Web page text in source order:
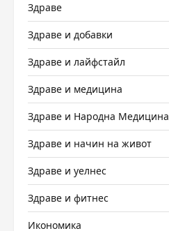
Здраве
Здраве и добавки
Здраве и лайфстайл
Здраве и медицина
Здраве и Народна Медицина
Здраве и начин на живот
Здраве и уелнес
Здраве и фитнес
Икономика